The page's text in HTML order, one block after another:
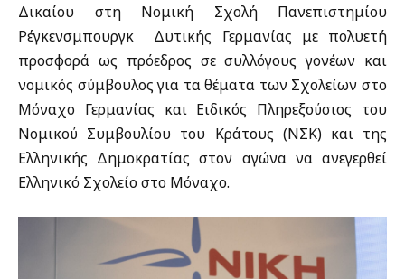
Δικαίου στη Νομική Σχολή Πανεπιστημίου
Ρέγκενσμπουργκ Δυτικής Γερμανίας με πολυετή
προσφορά ως πρόεδρος σε συλλόγους γονέων και
νομικός σύμβουλος για τα θέματα των Σχολείων στο
Μόναχο Γερμανίας και Ειδικός Πληρεξούσιος του
Νομικού Συμβουλίου του Κράτους (ΝΣΚ) και της
Ελληνικής Δημοκρατίας στον αγώνα να ανεγερθεί
Ελληνικό Σχολείο στο Μόναχο.